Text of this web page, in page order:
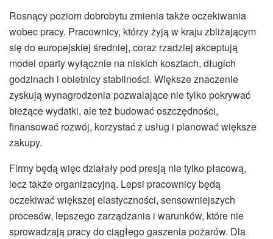
Rosnący poziom dobrobytu zmienia także oczekiwania
wobec pracy. Pracownicy, którzy żyją w kraju zbliżającym
się do europejskiej średniej, coraz rzadziej akceptują
model oparty wyłącznie na niskich kosztach, długich
godzinach i obietnicy stabilności. Większe znaczenie
zyskują wynagrodzenia pozwalające nie tylko pokrywać
bieżące wydatki, ale też budować oszczędności,
finansować rozwój, korzystać z usług i planować większe
zakupy.
Firmy będą więc działały pod presją nie tylko płacową,
lecz także organizacyjną. Lepsi pracownicy będą
oczekiwać większej elastyczności, sensowniejszych
procesów, lepszego zarządzania i warunków, które nie
sprowadzają pracy do ciągłego gaszenia pożarów. Dla